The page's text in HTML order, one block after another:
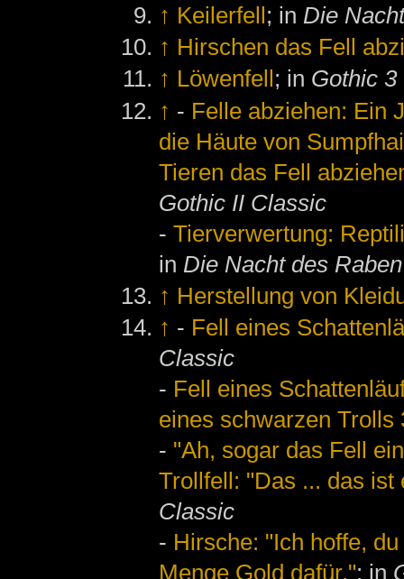
↑ Keilerfell; in Die
↑ Hirschen das Fell
↑ Löwenfell; in Gothic
↑ - Felle abziehen: Ein
die Häute von
Tieren das Fell
Gothic II Classic
-Tierverwertung:
in Die Nacht des Raben
↑ Herstellung von
↑ - Fell eines
Classic
- Fell eines
eines schwarzen Trolls
- "Ah, sogar das Fell
Trollfell: "Das ... das ist
Classic
- Hirsche: "Ich hoffe,
Menge Gold dafür."; in